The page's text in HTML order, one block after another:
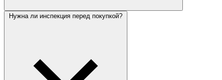
Нужна ли инспекция перед покупкой?